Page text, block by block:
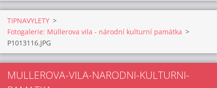
TIPNAVYLETY >
Fotogalerie: Müllerova vila - národní kulturní památka >
P1013116.JPG
MULLEROVA-VILA-NARODNI-KULTURNI-